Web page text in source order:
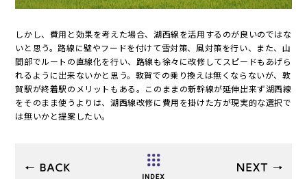
しかし、費用と効果を考えた場合、湖西線を活用するのが良いのではな
いと思う。路線に壁やフードを付けて雪対策、風対策を行い、また、山
間部でルートの直線化を行い、路線も徐々に改修してスピードもあげら
れるように出来ないかと思う。敦賀での乗り換えは無くならないが、敦
賀駅が終着駅のメリットもある。このままの新幹線が延伸出来ず湖西線
をそのまま使うよりは、湖西線改修に費用を掛けた方が現実的な選択で
は無いかと提案したい。